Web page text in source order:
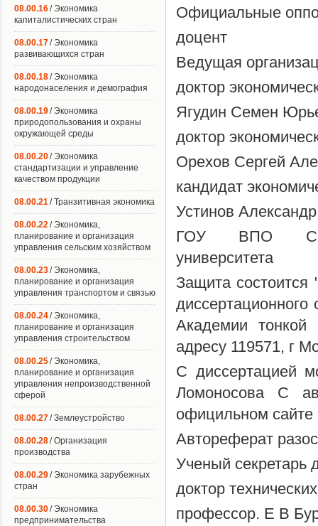
Официальные
доцент
Ведущая
доктор
Ягудин Семен
доктор
Орехов Сергей
кандидат
Устинов
ГОУ ВПО Санкт-
университета
Защита состоится
Академии
адресу 119571, г
С диссертацией
Ломоносова С
официльном
Автореферат
Ученый секретарь
доктор
профессор. Е В
08.00.16/ Экономика
капиталистических стран
08.00.17/ Экономика
развивающихся стран
08.00.18/ Экономика
народонаселения и демография
08.00.19/ Экономика
природопользования и охраны
окружающей среды
08.00.20/ Экономика
стандартизации и управление
качеством продукции
08.00.21/ Транзитивная экономика
08.00.22/ Экономика,
планирование и организация
управления сельским хозяйством
08.00.23/ Экономика,
планирование и организация
управления транспортом и связью
08.00.24/ Экономика,
планирование и организация
управления строительством
08.00.25/ Экономика,
планирование и организация
управления непроизводственной
сферой
08.00.27/ Землеустройство
08.00.28/ Организация
производства
08.00.29/ Экономика зарубежных
стран
08.00.30/ Экономика
предпринимательства